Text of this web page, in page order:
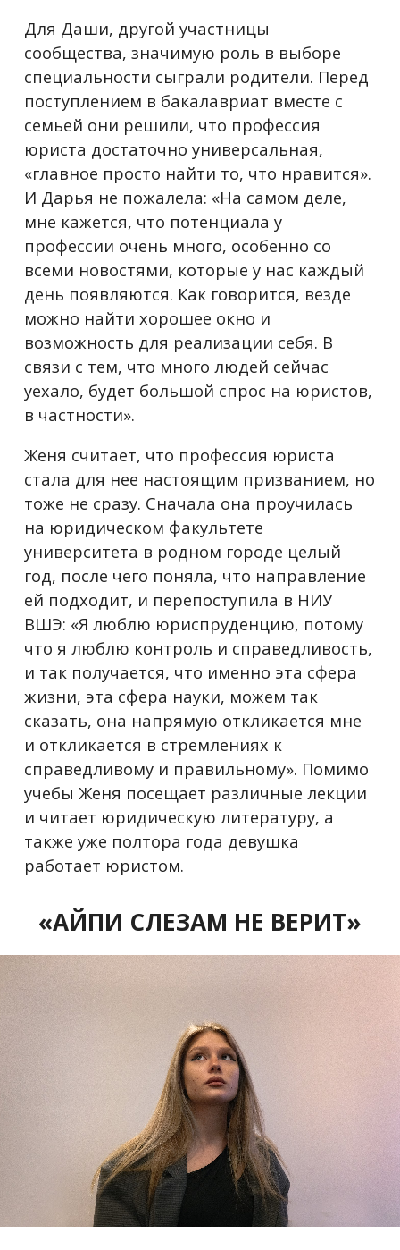
Для Даши, другой участницы
сообщества, значимую роль в выборе
специальности сыграли родители. Перед
поступлением в бакалавриат вместе с
семьей они решили, что профессия
юриста достаточно универсальная,
«главное просто найти то, что нравится».
И Дарья не пожалела: «На самом деле,
мне кажется, что потенциала у
профессии очень много, особенно со
всеми новостями, которые у нас каждый
день появляются. Как говорится, везде
можно найти хорошее окно и
возможность для реализации себя. В
связи с тем, что много людей сейчас
уехало, будет большой спрос на юристов,
в частности».
Женя считает, что профессия юриста
стала для нее настоящим призванием, но
тоже не сразу. Сначала она проучилась
на юридическом факультете
университета в родном городе целый
год, после чего поняла, что направление
ей подходит, и перепоступила в НИУ
ВШЭ: «Я люблю юриспруденцию, потому
что я люблю контроль и справедливость,
и так получается, что именно эта сфера
жизни, эта сфера науки, можем так
сказать, она напрямую откликается мне
и откликается в стремлениях к
справедливому и правильному». Помимо
учебы Женя посещает различные лекции
и читает юридическую литературу, а
также уже полтора года девушка
работает юристом.
«АЙПИ СЛЕЗАМ НЕ ВЕРИТ»